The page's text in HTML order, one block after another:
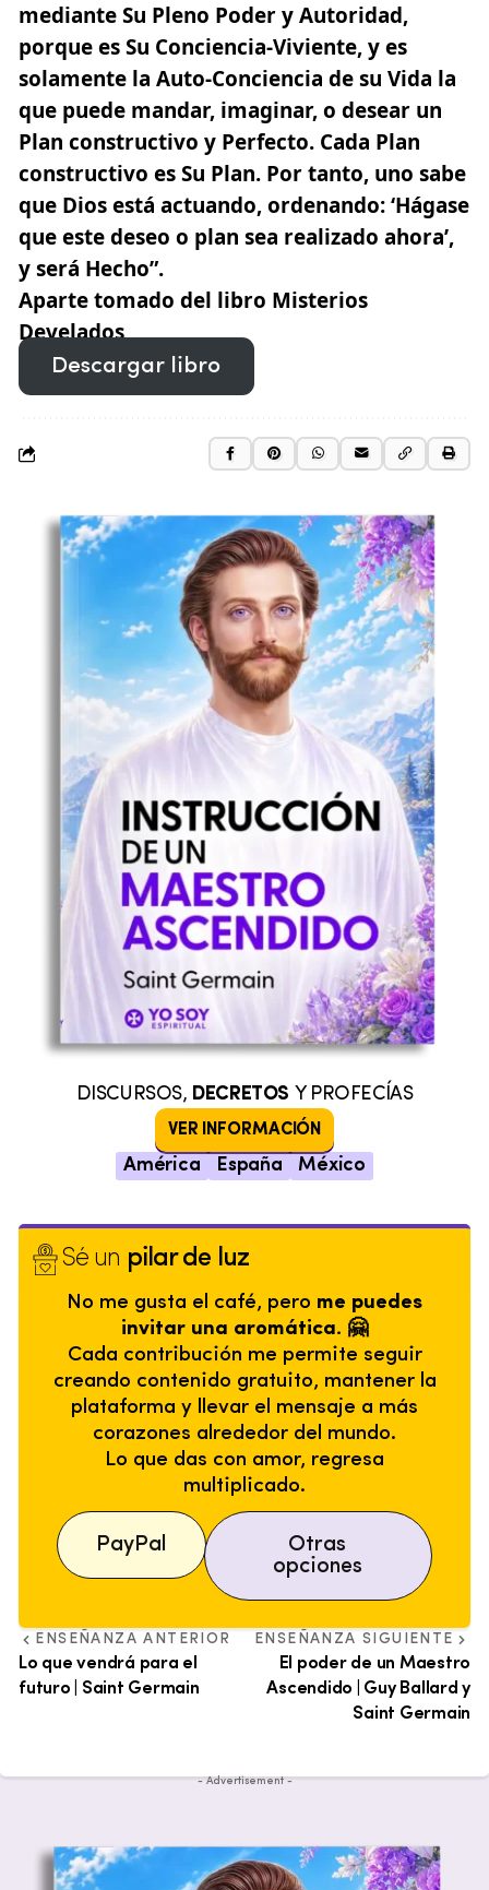
mediante Su Pleno Poder y Autoridad,
porque es Su Conciencia-Viviente, y es
solamente la Auto-Conciencia de su Vida la
que puede mandar, imaginar, o desear un
Plan constructivo y Perfecto. Cada Plan
constructivo es Su Plan. Por tanto, uno sabe
que Dios está actuando, ordenando: ‘Hágase
que este deseo o plan sea realizado ahora’,
y será Hecho”.
Aparte tomado del libro Misterios
Develados
Descargar libro
DISCURSOS, DECRETOS Y PROFECÍAS
VER INFORMACIÓN
América España México
Sé un pilar de luz
No me gusta el café, pero me puedes
invitar una aromática. 🤗
Cada contribución me permite seguir
creando contenido gratuito, mantener la
plataforma y llevar el mensaje a más
corazones alrededor del mundo.
Lo que das con amor, regresa
multiplicado.
PayPal
Otras
opciones
ENSEÑANZA ANTERIOR
Lo que vendrá para el
futuro | Saint Germain
ENSEÑANZA SIGUIENTE
El poder de un Maestro
Ascendido | Guy Ballard y
Saint Germain
- Advertisement -